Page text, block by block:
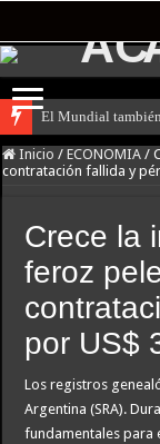
El Mundial
Inicio / ECONOMIA /
contratación fallida y
Crece la
feroz
por US$
Los registros
Argentina (SRA).
fundamentales para